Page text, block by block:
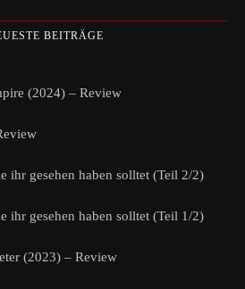
BEITRÄGE
(2024) – Review
ihr gesehen haben solltet (Teil 2/2)
ihr gesehen haben solltet (Teil 1/2)
(2023) – Review